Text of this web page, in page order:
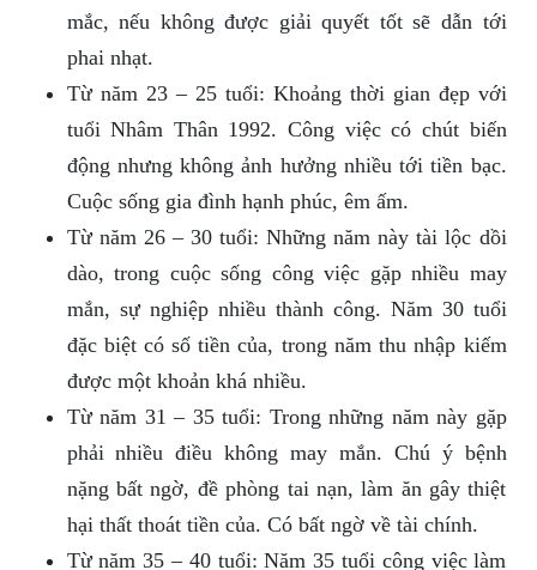
mắc, nếu không được giải quyết tốt sẽ dẫn tới
phai nhạt.
Từ năm 23 – 25 tuổi: Khoảng thời gian đẹp với
tuổi Nhâm Thân 1992. Công việc có chút biến
động nhưng không ảnh hưởng nhiều tới tiền bạc.
Cuộc sống gia đình hạnh phúc, êm ấm.
Từ năm 26 – 30 tuổi: Những năm này tài lộc dồi
dào, trong cuộc sống công việc gặp nhiều may
mắn, sự nghiệp nhiều thành công. Năm 30 tuổi
đặc biệt có số tiền của, trong năm thu nhập kiếm
được một khoản khá nhiều.
Từ năm 31 – 35 tuổi: Trong những năm này gặp
phải nhiều điều không may mắn. Chú ý bệnh
nặng bất ngờ, đề phòng tai nạn, làm ăn gây thiệt
hại thất thoát tiền của. Có bất ngờ về tài chính.
Từ năm 35 – 40 tuổi: Năm 35 tuổi công việc làm